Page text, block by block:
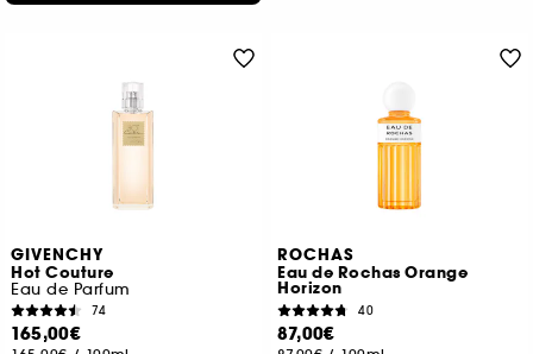
GIVENCHY
Hot Couture
Eau de Parfum
74
165,00€
ROCHAS
Eau de Rochas Orange
Horizon
40
87,00€